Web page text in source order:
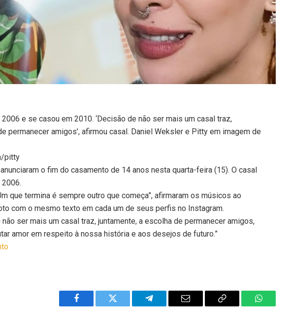
e se casou em 2010. ‘Decisão de não ser mais um casal traz,
permanecer amigos’, afirmou casal. Daniel Weksler e Pitty em imagem de
pitty
o fim do casamento de 14 anos nesta quarta-feira (15). O casal
que termina é sempre outro que começa”, afirmaram os músicos ao
com o mesmo texto em cada um de seus perfis no Instagram.
não ser mais um casal traz, juntamente, a escolha de permanecer amigos,
amor em respeito à nossa história e aos desejos de futuro.”
Facebook Twitter Telegram Email
Copy
WhatsApp